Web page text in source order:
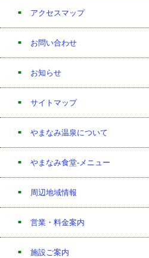
アクセスマップ
お問い合わせ
お知らせ
サイトマップ
やまなみ温泉について
やまなみ食堂-メニュー
周辺地域情報
営業・料金案内
施設ご案内